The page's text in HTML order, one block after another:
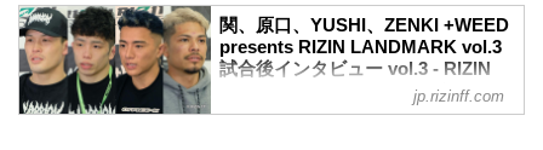
RIZIN FIGHTING FEDERATION
冠協賛
+WEED
≫ +WEED（外部サイト）
+WEED presents RIZIN LANDMARK
vol.3
youtu.be
ーー宣言通りのリアネイキッドチョーク
でした。今のお気持ちは？
5月5日（祝・木）に開催された+WEED
presents RIZIN LANDMARK vol.3の出場
選手たちの試合後インタビューを公開！
た」金原正徳「色々難しいなと痛感」
関、原口、YUSHI、ZENKI +WEED
presents RIZIN LANDMARK vol.3
試合後インタビュー vol.3 - RIZIN
FIGHTING FEDERATION オフィシ
ャルサイト
jp.rizinff.com